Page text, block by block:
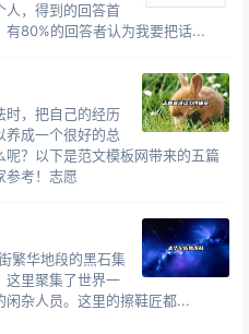
人，得到的回答首
80%的回答者认为我要把话...
时，把自己的经历
养成一个很好的总
？以下是范文模板网带来的五篇
参考！志愿
繁华地段的黑石集
这里聚集了世界一
杂人员。这里的擦鞋匠都...